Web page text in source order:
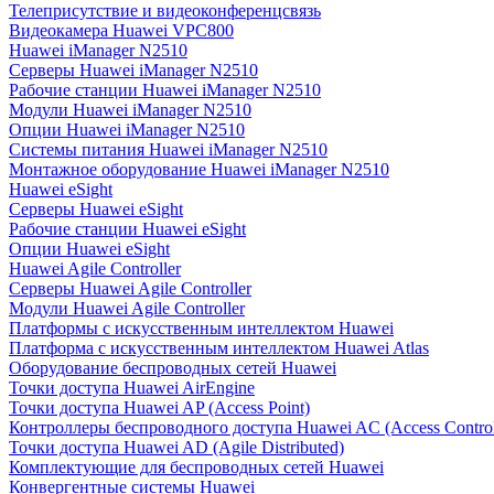
Телеприсутствие и видеоконференцсвязь
Видеокамера Huawei VPC800
Huawei iManager N2510
Серверы Huawei iManager N2510
Рабочие станции Huawei iManager N2510
Модули Huawei iManager N2510
Опции Huawei iManager N2510
Системы питания Huawei iManager N2510
Монтажное оборудование Huawei iManager N2510
Huawei eSight
Серверы Huawei eSight
Рабочие станции Huawei eSight
Опции Huawei eSight
Huawei Agile Controller
Серверы Huawei Agile Controller
Модули Huawei Agile Controller
Платформы с искусственным интеллектом Huawei
Платформа с искусственным интеллектом Huawei Atlas
Оборудование беспроводных сетей Huawei
Точки доступа Huawei AirEngine
Точки доступа Huawei AP (Access Point)
Контроллеры беспроводного доступа Huawei AC (Access
Точки доступа Huawei AD (Agile Distributed)
Комплектующие для беспроводных сетей Huawei
Конвергентные системы Huawei